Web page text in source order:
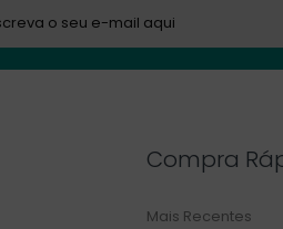
Compra
Mais Recentes